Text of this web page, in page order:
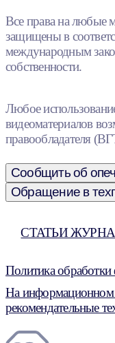
Все права на любые
защищены в
международным
собственности.
Любое
видеоматериалов
правообладателя
Сообщить об
Обращение в
СТАТЬИ
Политика
На информационном
рекомендательные